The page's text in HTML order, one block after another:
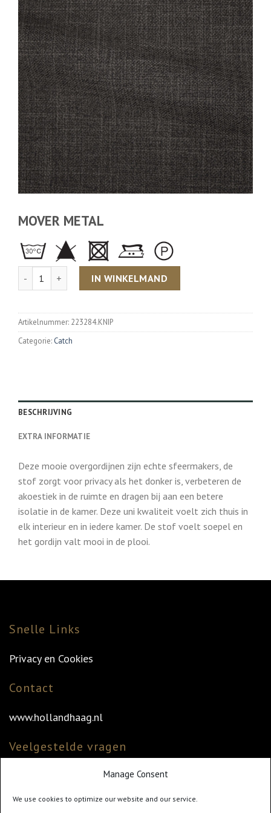
Manage Consent
We use cookies to optimize our website and our service.
MOVER METAL
Aantal IN WINKELMAND
Artikelnummer: 223284.KNIP
Categorie: Catch
BESCHRIJVING
EXTRA INFORMATIE
Deze mooie overgordijnen zijn echte sfeermakers, de
stof zorgt voor privacy als het donker is, verbeteren de
akoestiek in de ruimte en dragen bij aan een betere
isolatie in de kamer. Deze uni kwaliteit voelt zich thuis in
elk interieur en in iedere kamer. De stof voelt soepel en
het gordijn valt mooi in de plooi.
Snelle Links
Privacy en Cookies
Contact
www.hollandhaag.nl
Veelgestelde vragen
Veelgestelde vragen